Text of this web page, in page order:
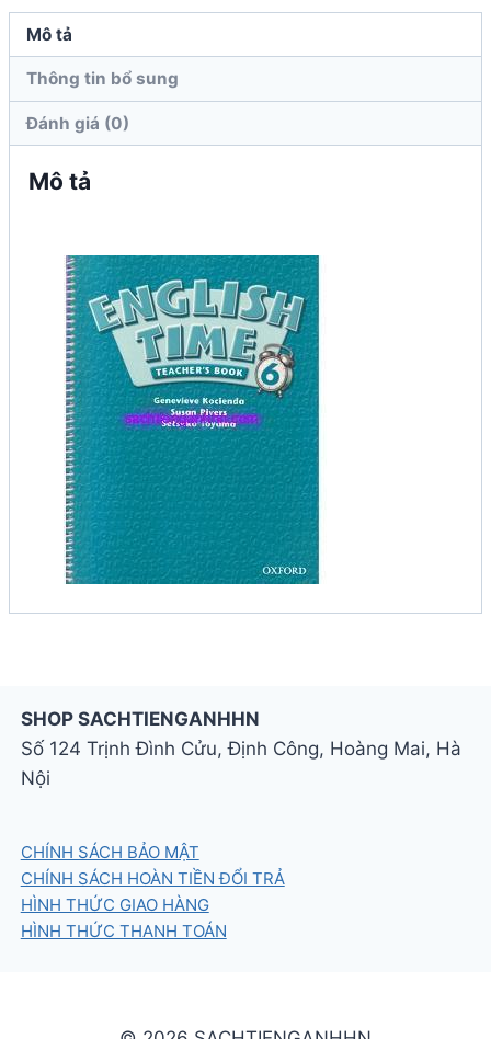
Mô tả
Thông tin bổ sung
Đánh giá (0)
Mô tả
SHOP SACHTIENGANHHN
Số 124 Trịnh Đình Cửu, Định Công, Hoàng Mai, Hà
Nội
CHÍNH SÁCH BẢO MẬT
CHÍNH SÁCH HOÀN TIỀN ĐỔI TRẢ
HÌNH THỨC GIAO HÀNG
HÌNH THỨC THANH TOÁN